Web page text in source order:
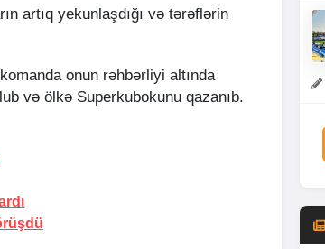
artıq yekunlaşdığı və tərəflərin
onun rəhbərliyi altında
və ölkə Superkubokunu qazanıb.